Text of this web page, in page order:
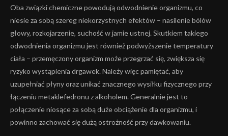
Oba związki chemiczne powodują odwodnienie organizmu, co
niesie za sobą szereg niekorzystnych efektów – nasilenie bólów
głowy, rozkojarzenie, suchość w jamie ustnej. Skutkiem takiego
odwodnienia organizmu jest również podwyższenie temperatury
ciała – przemęczony organizm może przegrzać się, zwiększa się
ryzyko wystąpienia drgawek. Należy więc pamiętać, aby
uzupełniać płyny oraz unikać znacznego wysiłku fizycznego przy
łączeniu metaklefedronu z alkoholem. Generalnie jest to
połączenie niosące za sobą duże obciążenie dla organizmu, i
powinno zachować się dużą ostrożność przy dawkowaniu.